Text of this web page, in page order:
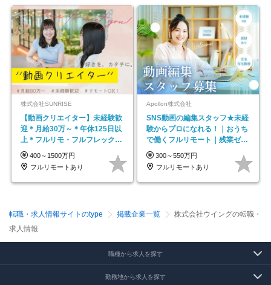
株式会社SUNRISE
【動画クリエイター】未経験歓
迎＊月給30万～＊年休125日以
上＊フルリモ・フルフレックス
◆10名の採用が決定◆
400～1500万円
フルリモートあり
Apollon株式会社
SNS動画の編集スタッフ★未経
験からプロになれる！｜おうち
で働くフルリモート｜残業ゼロ
で18時退勤◎
300～550万円
フルリモートあり
転職・求人情報サイトのtype 掲載企業一覧
株式会社ウイングの転職・
求人情報
職種から求人を探す
勤務地から求人を探す